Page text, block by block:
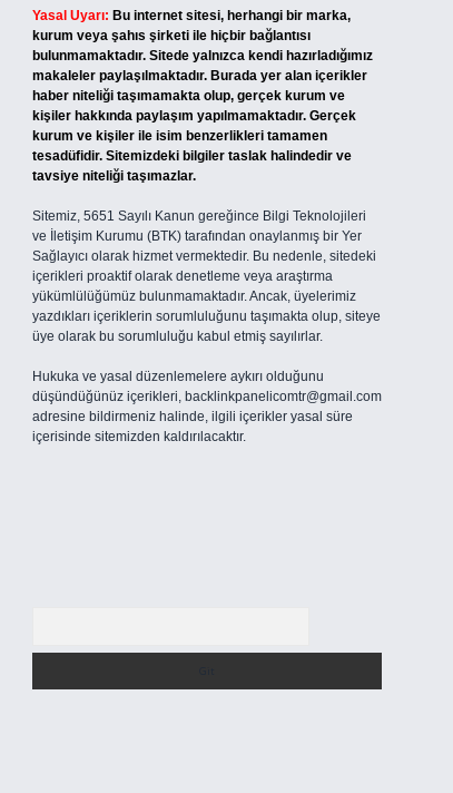
Yasal Uyarı: Bu internet sitesi, herhangi bir marka,
kurum veya şahıs şirketi ile hiçbir bağlantısı
bulunmamaktadır. Sitede yalnızca kendi hazırladığımız
makaleler paylaşılmaktadır. Burada yer alan içerikler
haber niteliği taşımamakta olup, gerçek kurum ve
kişiler hakkında paylaşım yapılmamaktadır. Gerçek
kurum ve kişiler ile isim benzerlikleri tamamen
tesadüfidir. Sitemizdeki bilgiler taslak halindedir ve
tavsiye niteliği taşımazlar.
Sitemiz, 5651 Sayılı Kanun gereğince Bilgi Teknolojileri
ve İletişim Kurumu (BTK) tarafından onaylanmış bir Yer
Sağlayıcı olarak hizmet vermektedir. Bu nedenle, sitedeki
içerikleri proaktif olarak denetleme veya araştırma
yükümlülüğümüz bulunmamaktadır. Ancak, üyelerimiz
yazdıkları içeriklerin sorumluluğunu taşımakta olup, siteye
üye olarak bu sorumluluğu kabul etmiş sayılırlar.
Hukuka ve yasal düzenlemelere aykırı olduğunu
düşündüğünüz içerikleri, backlinkpanelicomtr@gmail.com
adresine bildirmeniz halinde, ilgili içerikler yasal süre
içerisinde sitemizden kaldırılacaktır.